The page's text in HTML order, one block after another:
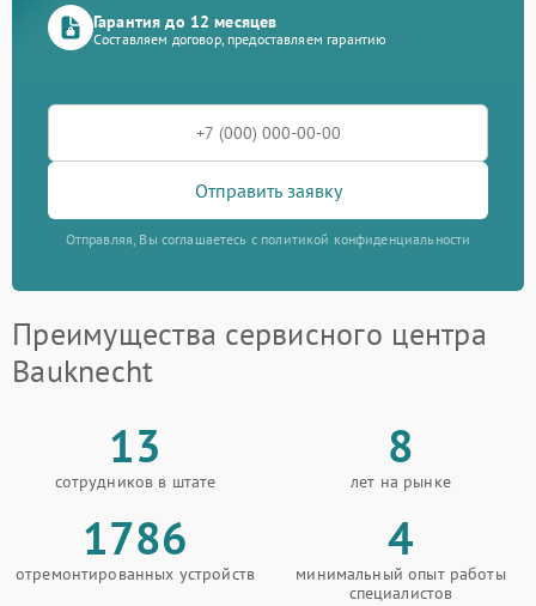
Гарантия до 12 месяцев
Составляем договор, предоставляем гарантию
Отправить заявку
Отправляя, Вы соглашаетесь с политикой конфиденциальности
Преимущества сервисного центра
Bauknecht
13
сотрудников в штате
8
лет на рынке
1786
отремонтированных устройств
4
минимальный опыт работы
специалистов